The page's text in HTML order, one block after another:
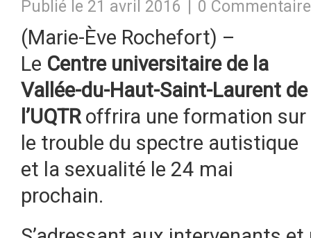
Publié le 21 avril 2016 0 Commentaire
(Marie-Ève Rochefort) –
Le Centre universitaire de la
Vallée-du-Haut-Saint-Laurent de
l’UQTRoffrira une formation sur
le trouble du spectre autistique
et la sexualité le 24 mai
prochain.